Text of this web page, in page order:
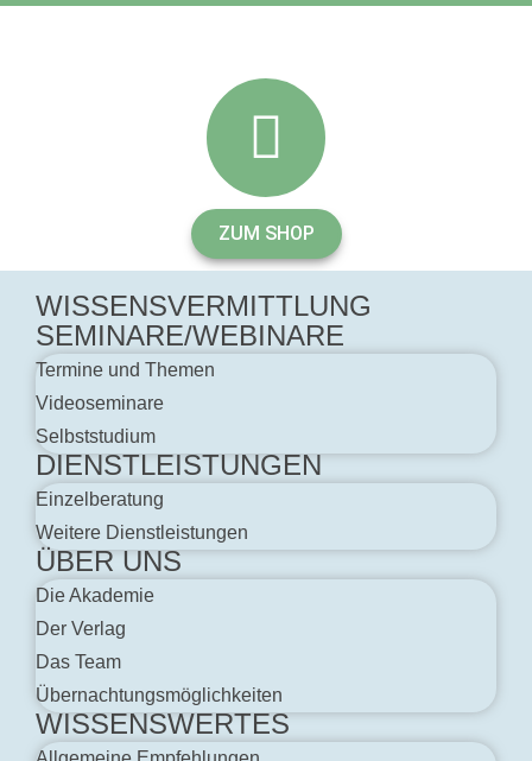
ZUM SHOP
WISSENSVERMITTLUNG
SEMINARE/WEBINARE
Termine und Themen
Videoseminare
Selbststudium
DIENSTLEISTUNGEN
Einzelberatung
Weitere Dienstleistungen
ÜBER UNS
Die Akademie
Der Verlag
Das Team
Übernachtungsmöglichkeiten
WISSENSWERTES